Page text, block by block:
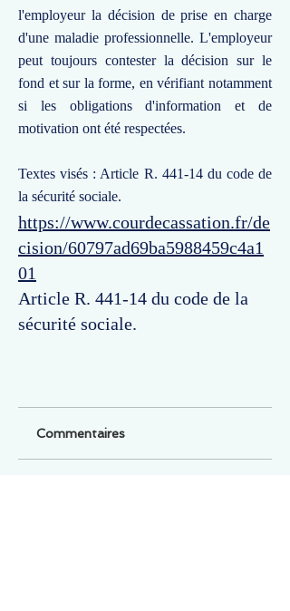
l'employeur la décision de prise en charge
d'une maladie professionnelle. L'employeur
peut toujours contester la décision sur le
fond et sur la forme, en vérifiant notamment
si les obligations d'information et de
motivation ont été respectées.
Textes visés : Article R. 441-14 du code de
la sécurité sociale.
https://www.courdecassation.fr/de
cision/60797ad69ba5988459c4a1
01
Article R. 441-14 du code de la
sécurité sociale.
Commentaires